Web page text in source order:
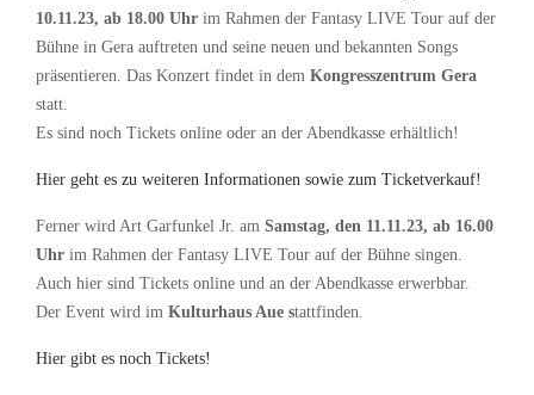
10.11.23, ab 18.00 Uhr im Rahmen der Fantasy LIVE Tour auf der
Bühne in Gera auftreten und seine neuen und bekannten Songs
präsentieren. Das Konzert findet in dem Kongresszentrum Gera
statt.
Es sind noch Tickets online oder an der Abendkasse erhältlich!
Hier geht es zu weiteren Informationen sowie zum Ticketverkauf!
Ferner wird Art Garfunkel Jr. am Samstag, den 11.11.23, ab 16.00
Uhr im Rahmen der Fantasy LIVE Tour auf der Bühne singen.
Auch hier sind Tickets online und an der Abendkasse erwerbbar.
Der Event wird im Kulturhaus Aue stattfinden.
Hier gibt es noch Tickets!